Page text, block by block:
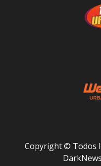
Copyright © Todos
DarkNews